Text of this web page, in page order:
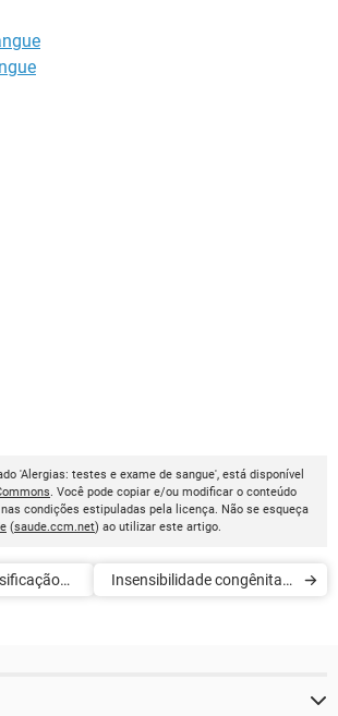
'Alergias: testes e exame de sangue', está disponível
. Você pode copiar e/ou modificar o conteúdo
condições estipuladas pela licença. Não se esqueça
(saude.ccm.net) ao utilizar este artigo.
Insensibilidade congênita à